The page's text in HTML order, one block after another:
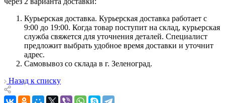
Курьерская доставка. Курьерская доставка работает с
9:00 до 19:00. Когда товар поступит на склад, курьерская
служба свяжется для уточнения деталей. Специалист
предложит выбрать удобное время доставки и уточнит
адрес.
Самовывоз со склада в г. Зеленоград.
Назад к списку